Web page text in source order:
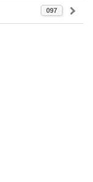
097